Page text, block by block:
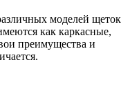
моделей щеток
как каркасные,
преимущества и